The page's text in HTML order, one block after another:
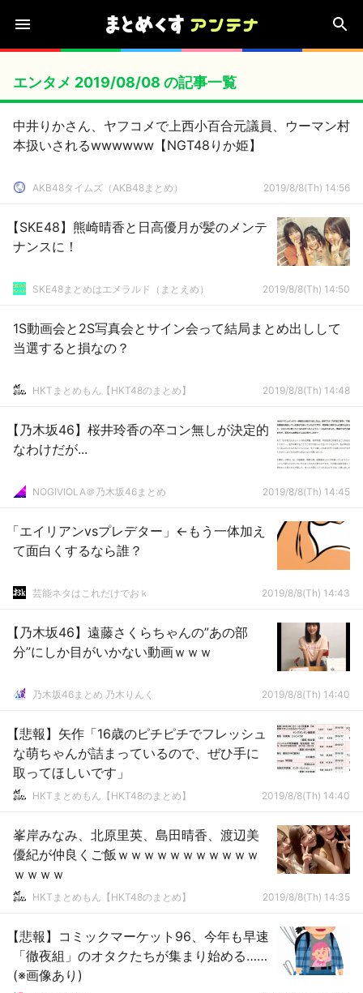
エンタメ 2019/08/08 の記事一覧
中井りかさん、ヤフコメで上西小百合元議員、ウーマン村
本扱いされるwwwwww【NGT48りか姫】
AKB48タイムズ（AKB48まとめ） 2019/8/8(Th) 14:56
【SKE48】熊崎晴香と日高優月が髪のメンテ
ナンスに！
SKE48まとめはエメラルド（まとえめ） 2019/8/8(Th) 14:50
1S動画会と2S写真会とサイン会って結局まとめ出しして
当選すると損なの？
HKTまとめもん【HKT48のまとめ】 2019/8/8(Th) 14:48
【乃木坂46】桜井玲香の卒コン無しが決定的
なわけだが...
NOGIVIOLA＠乃木坂46まとめ 2019/8/8(Th) 14:45
「エイリアンvsプレデター」←もう一体加え
て面白くするなら誰？
芸能ネタはこれだけでおｋ 2019/8/8(Th) 14:43
【乃木坂46】遠藤さくらちゃんの”あの部
分”にしか目がいかない動画ｗｗｗ
乃木坂46まとめ 乃木りんく 2019/8/8(Th) 14:40
【悲報】矢作「16歳のピチピチでフレッシュ
な萌ちゃんが詰まっているので、ぜひ手に
取ってほしいです」
HKTまとめもん【HKT48のまとめ】 2019/8/8(Th) 14:40
峯岸みなみ、北原里英、島田晴香、渡辺美
優紀が仲良くご飯ｗｗｗｗｗｗｗｗｗｗｗ
ｗｗｗｗ
HKTまとめもん【HKT48のまとめ】 2019/8/8(Th) 14:35
【悲報】コミックマーケット96、今年も早速
「徹夜組」のオタクたちが集まり始める……
(※画像あり)